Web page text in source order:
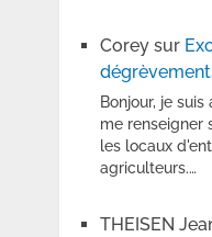
Coreysur
Bonjour, je
me renseigner
les locaux
agriculteurs.…
THEISEN